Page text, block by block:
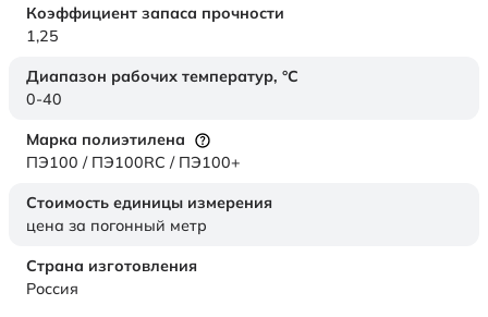
Коэффициент запаса прочности
1,25
Диапазон рабочих температур, °C
0-40
Марка полиэтилена
ПЭ100 / ПЭ100RC / ПЭ100+
Стоимость единицы измерения
цена за погонный метр
Страна изготовления
Россия